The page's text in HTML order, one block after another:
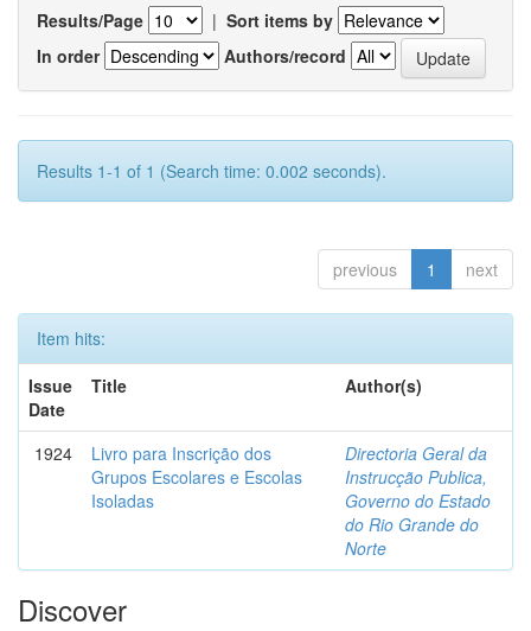
Results/Page | Sort items by
In order
Authors/record
Results 1-1 of 1 (Search time: 0.002 seconds).
previous 1 next
Item hits:
Issue
Date
Title Author(s)
1924
Livro para Inscrição dos
Grupos Escolares e Escolas
Isoladas
Directoria Geral da
Instrucção Publica,
Governo do Estado
do Rio Grande do
Norte
Discover